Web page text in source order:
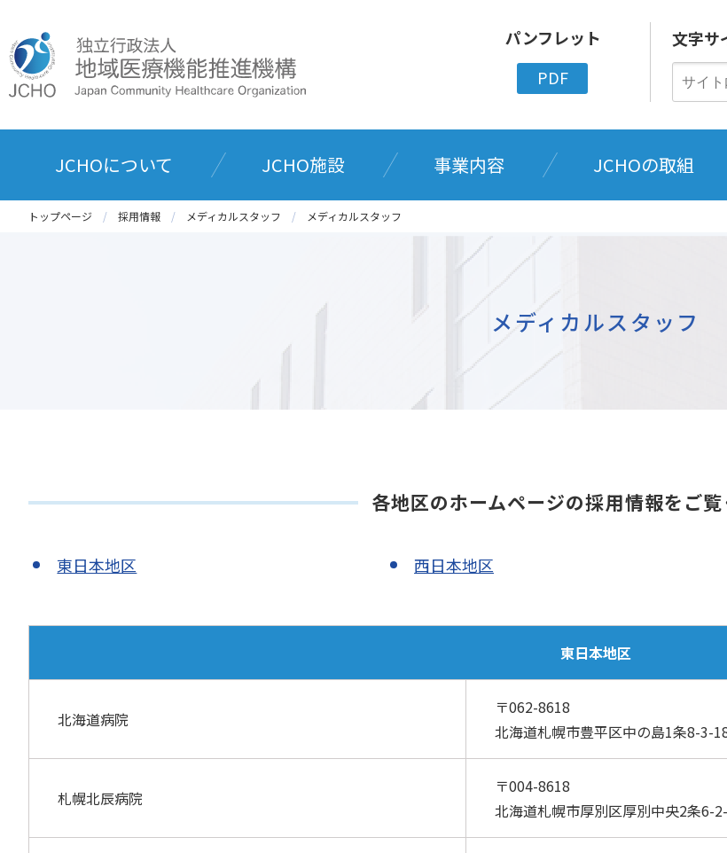
パンフレット
PDF
文字サ
JCHOについて JCHO施設 事業内容 JCHOの取組
トップページ 採用情報 メディカルスタッフ メディカルスタッフ
メディカルスタッフ
各地区のホームページの採用情報をご覧
東日本地区 西日本地区
東日本地区
北海道病院
〒062-8618
北海道札幌市豊平区中の島1条8-3-
札幌北辰病院
〒004-8618
北海道札幌市厚別区厚別中央2条6-